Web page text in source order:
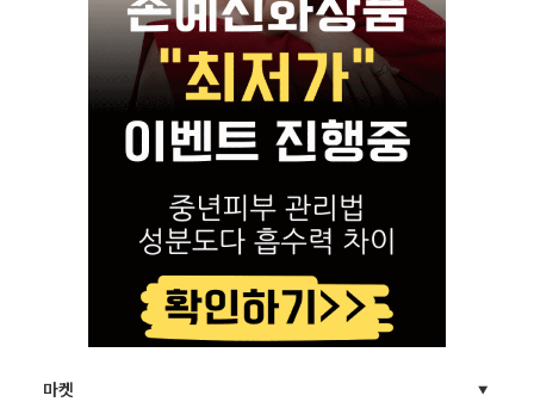
마켓